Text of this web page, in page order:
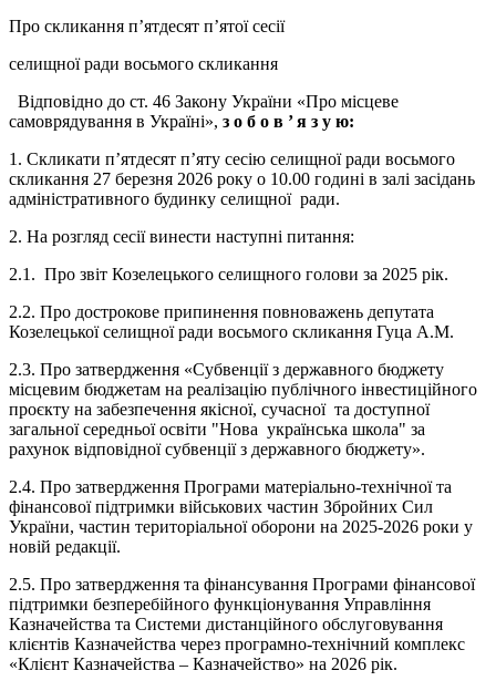
Про скликання п’ятдесят п’ятої сесії
селищної ради восьмого скликання
Відповідно до ст. 46 Закону України «Про місцеве
самоврядування в Україні», з о б о в ’я з у ю:
1. Скликати п’ятдесят п’яту сесію селищної ради восьмого
скликання 27 березня 2026 року о 10.00 годині в залі засідань
адміністративного будинку селищної ради.
2. На розгляд сесії винести наступні питання:
2.1. Про звіт Козелецького селищного голови за 2025 рік.
2.2. Про дострокове припинення повноважень депутата
Козелецької селищної ради восьмого скликання Гуца А.М.
2.3. Про затвердження «Субвенції з державного бюджету
місцевим бюджетам на реалізацію публічного інвестиційного
проєкту на забезпечення якісної, сучасної та доступної
загальної середньої освіти "Нова українська школа" за
рахунок відповідної субвенції з державного бюджету».
2.4. Про затвердження Програми матеріально-технічної та
фінансової підтримки військових частин Збройних Сил
України, частин територіальної оборони на 2025-2026 роки у
новій редакції.
2.5. Про затвердження та фінансування Програми фінансової
підтримки безперебійного функціонування Управління
Казначейства та Системи дистанційного обслуговування
клієнтів Казначейства через програмно-технічний комплекс
«Клієнт Казначейства – Казначейство» на 2026 рік.